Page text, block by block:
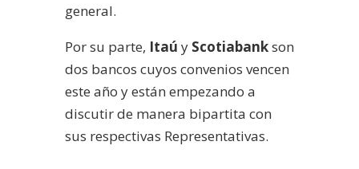
general.
Por su parte, Itaú y Scotiabankson
dos bancos cuyos convenios vencen
este año y están empezando a
discutir de manera bipartita con
sus respectivas Representativas.